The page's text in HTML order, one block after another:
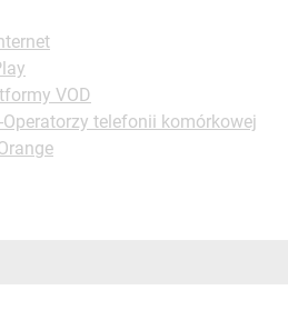
VOD
telefonii komórkowej